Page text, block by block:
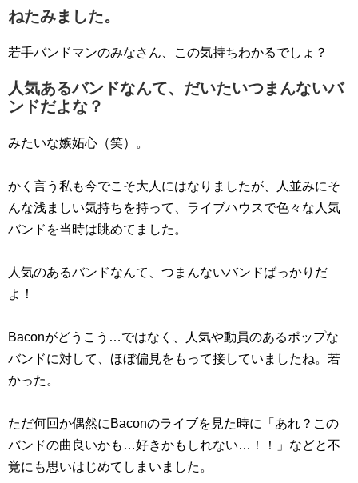
ねたみました。
若手バンドマンのみなさん、この気持ちわかるでしょ？
人気あるバンドなんて、だいたいつまんないバ
ンドだよな？
みたいな嫉妬心（笑）。
かく言う私も今でこそ大人にはなりましたが、人並みにそ
んな浅ましい気持ちを持って、ライブハウスで色々な人気
バンドを当時は眺めてました。
人気のあるバンドなんて、つまんないバンドばっかりだ
よ！
Baconがどうこう…ではなく、人気や動員のあるポップな
バンドに対して、ほぼ偏見をもって接していましたね。若
かった。
ただ何回か偶然にBaconのライブを見た時に「あれ？この
バンドの曲良いかも…好きかもしれない…！！」などと不
覚にも思いはじめてしまいました。